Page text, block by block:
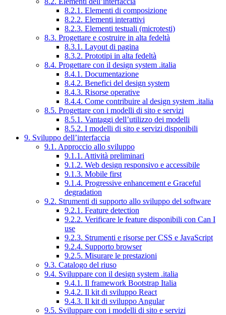
8.2.1. Elementi di composizione
8.2.2. Elementi interattivi
8.2.3. Elementi testuali (microtesti)
8.3. Progettare e costruire in alta fedeltà
8.3.1. Layout di pagina
8.3.2. Prototipi in alta fedeltà
8.4. Progettare con il design system .italia
8.4.1. Documentazione
8.4.2. Benefici del design system
8.4.3. Risorse operative
8.4.4. Come contribuire al design system .italia
8.5. Progettare con i modelli di sito e servizi
8.5.1. Vantaggi dell’utilizzo dei modelli
8.5.2. I modelli di sito e servizi disponibili
9. Sviluppo dell’interfaccia
9.1. Approccio allo sviluppo
9.1.1. Attività preliminari
9.1.2. Web design responsivo e accessibile
9.1.3. Mobile first
9.1.4. Progressive enhancement e Graceful
degradation
9.2. Strumenti di supporto allo sviluppo del software
9.2.1. Feature detection
9.2.2. Verificare le feature disponibili con Can I
use
9.2.3. Strumenti e risorse per CSS e JavaScript
9.2.4. Supporto browser
9.2.5. Misurare le prestazioni
9.3. Catalogo del riuso
9.4. Sviluppare con il design system .italia
9.4.1. Il framework Bootstrap Italia
9.4.2. Il kit di sviluppo React
9.4.3. Il kit di sviluppo Angular
9.5. Sviluppare con i modelli di sito e servizi